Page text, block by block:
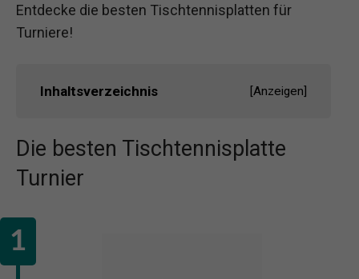
Entdecke die besten Tischtennisplatten für
Turniere!
Inhaltsverzeichnis [Anzeigen]
Die besten Tischtennisplatte
Turnier